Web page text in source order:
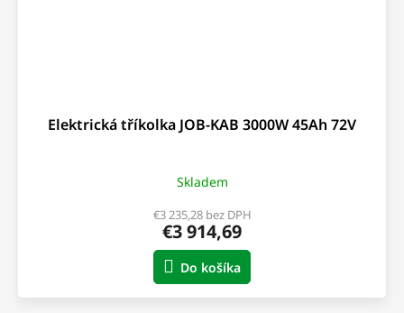
Elektrická tříkolka JOB-KAB 3000W 45Ah 72V
Skladem
€3 235,28 bez DPH
€3 914,69
Do košíka